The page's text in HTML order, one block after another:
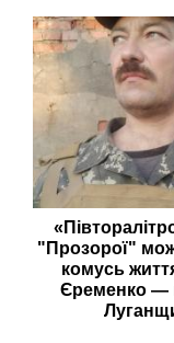
"Прозорої"
комусь
Єременко —